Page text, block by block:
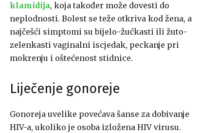
klamidija, koja također može dovesti do
neplodnosti. Bolest se teže otkriva kod žena, a
najčešći simptomi su bijelo-žućkasti ili žuto-
zelenkasti vaginalni iscjedak, peckanje pri
mokrenju i oštećenost stidnice.
Liječenje gonoreje
Gonoreja uvelike povećava šanse za dobivanje
HIV-a, ukoliko je osoba izložena HIV virusu.